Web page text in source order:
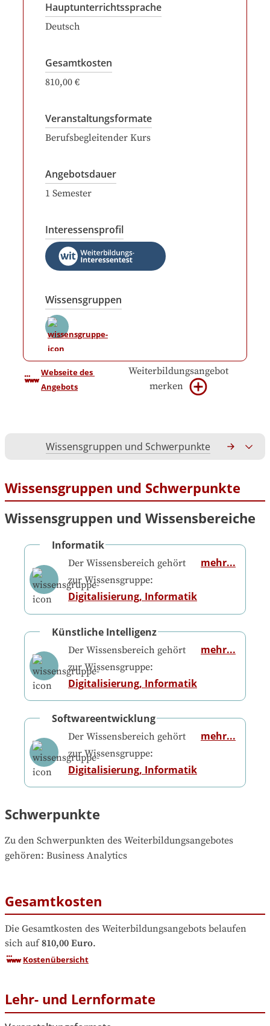
Hauptunterrichtssprache
Deutsch
Gesamtkosten
810,00 €
Veranstaltungsformate
Berufsbegleitender Kurs
Angebotsdauer
1 Semester
Interessensprofil
Wissensgruppen
Webseite des
Angebots
Weiterbildungsangebot
merken
Wissensgruppen und Schwerpunkte
Wissensgruppen und Schwerpunkte
Wissensgruppen und Wissensbereiche
Informatik
Der Wissensbereich gehört
zur Wissensgruppe:
Digitalisierung, Informatik
mehr...
Künstliche Intelligenz
Der Wissensbereich gehört
zur Wissensgruppe:
Digitalisierung, Informatik
mehr...
Softwareentwicklung
Der Wissensbereich gehört
zur Wissensgruppe:
Digitalisierung, Informatik
mehr...
Schwerpunkte
Zu den Schwerpunkten des Weiterbildungsangebotes
gehören: Business Analytics
Gesamtkosten
Die Gesamtkosten des Weiterbildungsangebots belaufen
sich auf 810,00 Euro.
Kostenübersicht
Lehr- und Lernformate